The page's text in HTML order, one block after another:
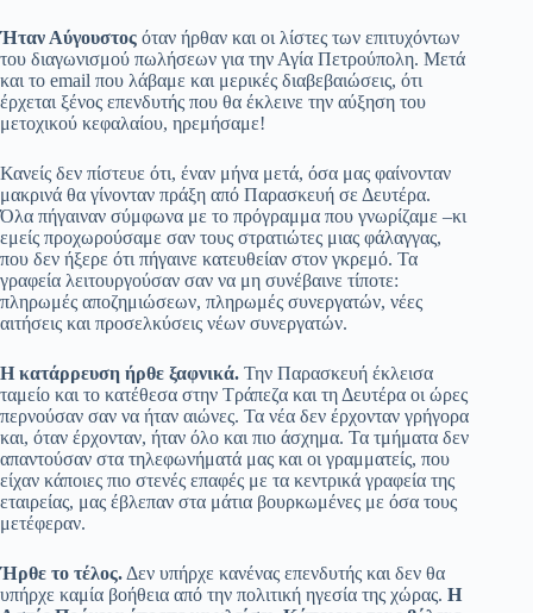
Ήταν Αύγουστος όταν ήρθαν και οι λίστες των επιτυχόντων
του διαγωνισμού πωλήσεων για την Αγία Πετρούπολη. Μετά
και το email που λάβαμε και μερικές διαβεβαιώσεις, ότι
έρχεται ξένος επενδυτής που θα έκλεινε την αύξηση του
μετοχικού κεφαλαίου, ηρεμήσαμε!
Κανείς δεν πίστευε ότι, έναν μήνα μετά, όσα μας φαίνονταν
μακρινά θα γίνονταν πράξη από Παρασκευή σε Δευτέρα.
Όλα πήγαιναν σύμφωνα με το πρόγραμμα που γνωρίζαμε –κι
εμείς προχωρούσαμε σαν τους στρατιώτες μιας φάλαγγας,
που δεν ήξερε ότι πήγαινε κατευθείαν στον γκρεμό. Τα
γραφεία λειτουργούσαν σαν να μη συνέβαινε τίποτε:
πληρωμές αποζημιώσεων, πληρωμές συνεργατών, νέες
αιτήσεις και προσελκύσεις νέων συνεργατών.
Η κατάρρευση ήρθε ξαφνικά. Την Παρασκευή έκλεισα
ταμείο και το κατέθεσα στην Τράπεζα και τη Δευτέρα οι ώρες
περνούσαν σαν να ήταν αιώνες. Τα νέα δεν έρχονταν γρήγορα
και, όταν έρχονταν, ήταν όλο και πιο άσχημα. Τα τμήματα δεν
απαντούσαν στα τηλεφωνήματά μας και οι γραμματείς, που
είχαν κάποιες πιο στενές επαφές με τα κεντρικά γραφεία της
εταιρείας, μας έβλεπαν στα μάτια βουρκωμένες με όσα τους
μετέφεραν.
Ήρθε το τέλος. Δεν υπήρχε κανένας επενδυτής και δεν θα
υπήρχε καμία βοήθεια από την πολιτική ηγεσία της χώρας. Η